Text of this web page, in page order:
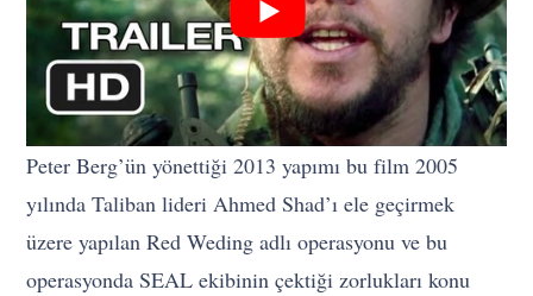
Peter Berg’ün yönettiği 2013 yapımı bu film 2005
yılında Taliban lideri Ahmed Shad’ı ele geçirmek
üzere yapılan Red Weding adlı operasyonu ve bu
operasyonda SEAL ekibinin çektiği zorlukları konu